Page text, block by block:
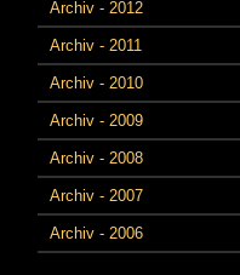
Archiv - 2012
Archiv - 2011
Archiv - 2010
Archiv - 2009
Archiv - 2008
Archiv - 2007
Archiv - 2006